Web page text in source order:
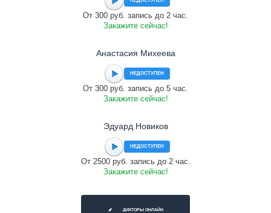
От 300 руб. запись до 2 час.
Закажите сейчас!
Анастасия Михеева
НЕДОСТУПЕН
От 300 руб. запись до 5 час.
Закажите сейчас!
Эдуард Новиков
НЕДОСТУПЕН
От 2500 руб. запись до 2 час.
Закажите сейчас!
ДИКТОРЫ ОНЛАЙН